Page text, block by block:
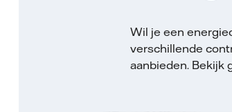
Wil je een
verschillende
aanbieden. Bekijk